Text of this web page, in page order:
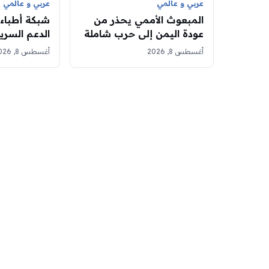
عربي و عالمي
المبعوث الأممي يحذر من
عودة اليمن إلى حرب شاملة
ويطالب بضبط النفس
أغسطس 8, 2026
عربي و عالمي
شبكة
مدنيين في
أغسطس 8, 2026